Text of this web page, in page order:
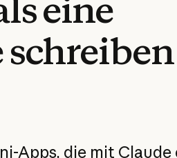
eine
Apps, die mit